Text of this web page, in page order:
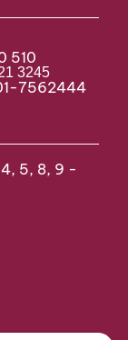
510
3245
7562444
5, 8, 9 -